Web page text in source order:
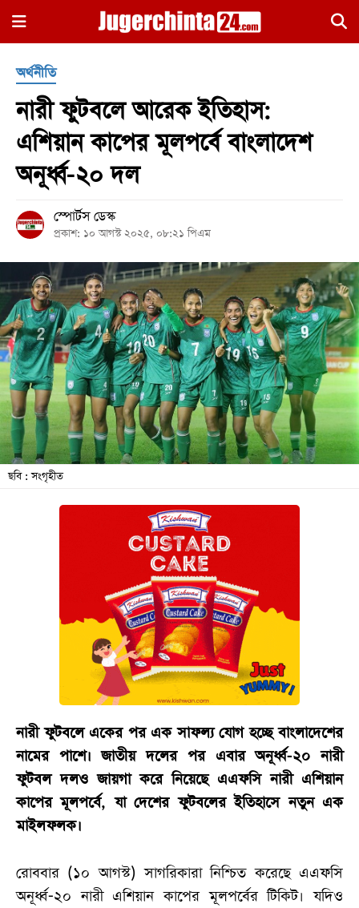
×
জাতীয়
রাজনীতি
সারাদেশ
আন্তর্জাতিক
খেলা
বিনোদন
অর্থনীতি
চাকরি
মিডিয়া
অর্থনীতি
নারী ফুটবলে আরেক ইতিহাস:
এশিয়ান কাপের মূলপর্বে বাংলাদেশ
অনূর্ধ্ব-২০ দল
স্পোর্টস ডেস্ক
প্রকাশ: ১০ আগস্ট ২০২৫, ০৮:২১ পিএম
ছবি : সংগৃহীত
নারী ফুটবলে একের পর এক সাফল্য যোগ হচ্ছে বাংলাদেশের
নামের পাশে। জাতীয় দলের পর এবার অনূর্ধ্ব-২০ নারী
ফুটবল দলও জায়গা করে নিয়েছে এএফসি নারী এশিয়ান
কাপের মূলপর্বে, যা দেশের ফুটবলের ইতিহাসে নতুন এক
মাইলফলক।
রোববার (১০ আগস্ট) সাগরিকারা নিশ্চিত করেছে এএফসি
অনূর্ধ্ব-২০ নারী এশিয়ান কাপের মূলপর্বের টিকিট। যদিও